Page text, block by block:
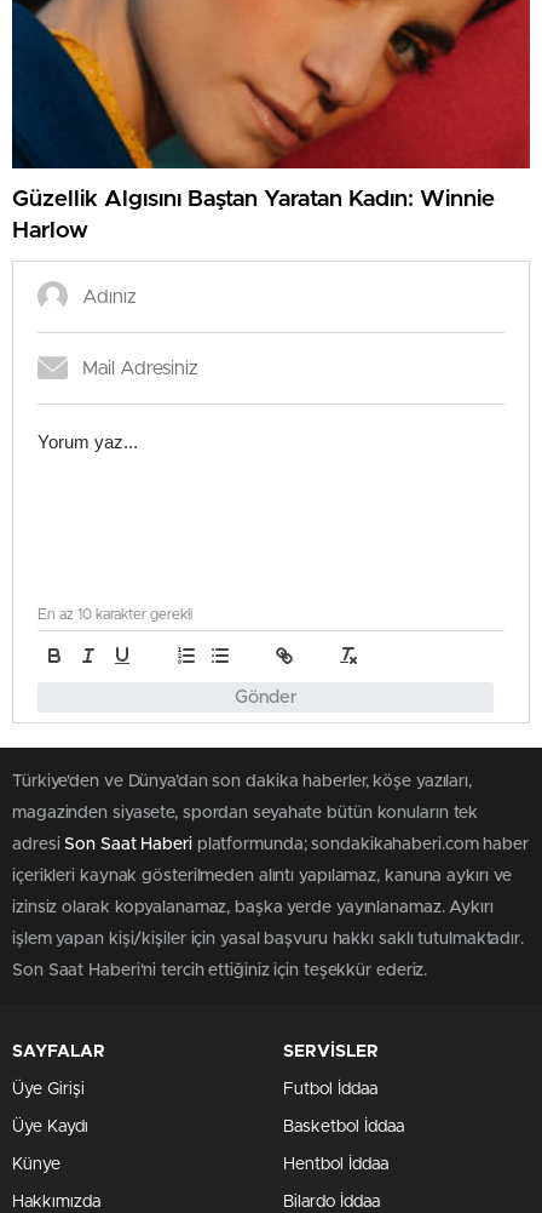
Güzellik Algısını Baştan Yaratan Kadın: Winnie
Harlow
Gönder
En az 10 karakter gerekli
Türkiye'den ve Dünya’dan son dakika haberler, köşe yazıları,
magazinden siyasete, spordan seyahate bütün konuların tek
adresiSon Saat Haberiplatformunda; sondakikahaberi.com haber
içerikleri kaynak gösterilmeden alıntı yapılamaz, kanuna aykırı ve
izinsiz olarak kopyalanamaz, başka yerde yayınlanamaz. Aykırı
işlem yapan kişi/kişiler için yasal başvuru hakkı saklı tutulmaktadır.
Son Saat Haberi'ni tercih ettiğiniz için teşekkür ederiz.
SAYFALAR
Üye Girişi
Üye Kaydı
Künye
Hakkımızda
SERVİSLER
Futbol İddaa
Basketbol İddaa
Hentbol İddaa
Bilardo İddaa